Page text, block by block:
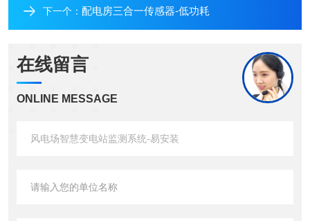
下一个： 配电房三合一传感器-低功耗
在线留言
ONLINE MESSAGE